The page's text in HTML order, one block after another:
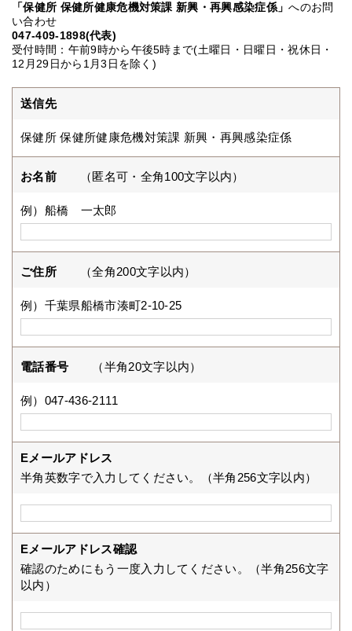
「保健所 保健所健康危機対策課 新興・再興感染症係」へのお問
い合わせ
047-409-1898(代表)
受付時間：午前9時から午後5時まで(土曜日・日曜日・祝休日・
12月29日から1月3日を除く)
送信先
保健所 保健所健康危機対策課 新興・再興感染症係
お名前 （匿名可・全角100文字以内）
例）船橋 一太郎
ご住所 （全角200文字以内）
例）千葉県船橋市湊町2-10-25
電話番号 （半角20文字以内）
例）047-436-2111
Eメールアドレス
半角英数字で入力してください。（半角256文字以内）
Eメールアドレス確認
確認のためにもう一度入力してください。（半角256文字
以内）